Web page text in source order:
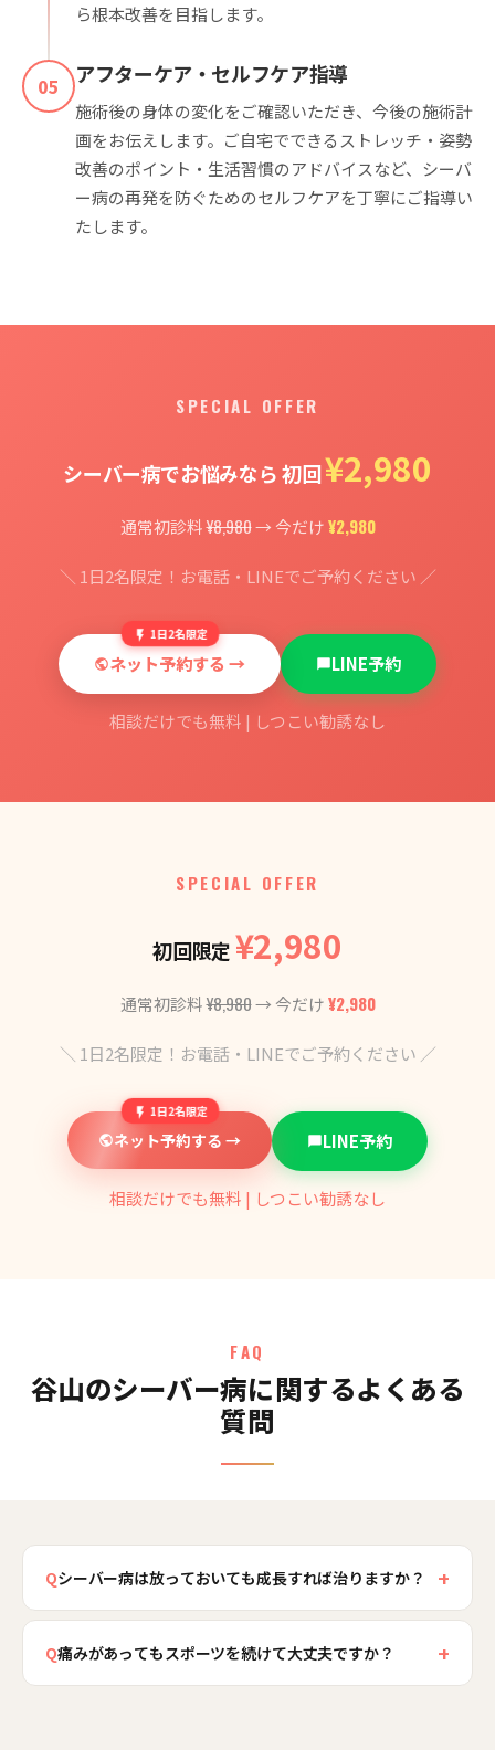
ら根本改善を目指します。
05 アフターケア・セルフケア指導
施術後の身体の変化をご確認いただき、今後の施術計
画をお伝えします。ご自宅でできるストレッチ・姿勢
改善のポイント・生活習慣のアドバイスなど、シーバ
ー病の再発を防ぐためのセルフケアを丁寧にご指導い
たします。
SPECIAL OFFER
シーバー病でお悩みなら 初回¥2,980
通常初診料¥8,980→ 今だけ¥2,980
＼ 1日2名限定！お電話・LINEでご予約ください ／
1日2名限定
ネット予約する → LINE予約
相談だけでも無料 | しつこい勧誘なし
SPECIAL OFFER
初回限定¥2,980
通常初診料¥8,980→ 今だけ¥2,980
＼ 1日2名限定！お電話・LINEでご予約ください ／
1日2名限定
ネット予約する → LINE予約
相談だけでも無料 | しつこい勧誘なし
FAQ
谷山のシーバー病に関するよくある
質問
Qシーバー病は放っておいても成長すれば治りますか？ +
成長が進むとかかとの軟骨が硬い骨に置き換わ
り、多くは自然に落ち着きます。ただし痛みを我
慢して運動を続けると炎症が長引き、かばう動作
Q痛みがあってもスポーツを続けて大丈夫ですか？ +